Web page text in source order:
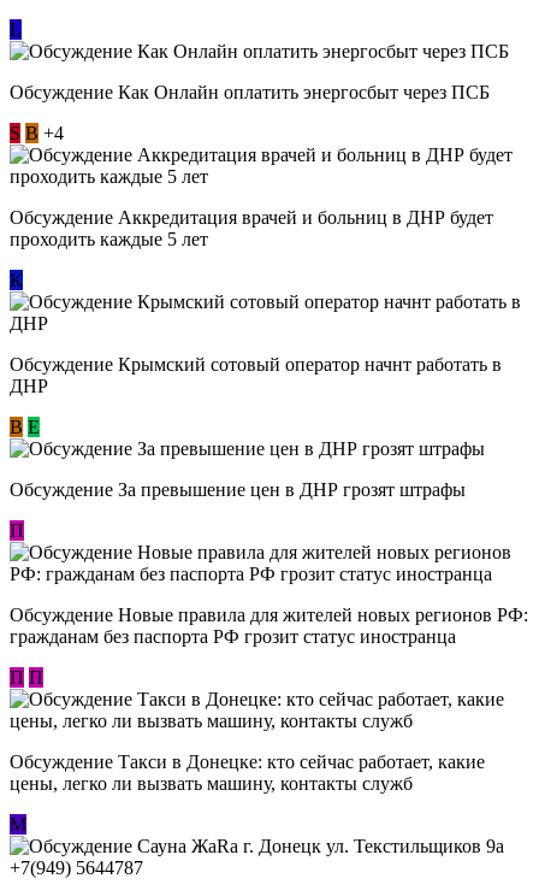
L
Обсуждение ​Как Онлайн оплатить энергосбыт через ПСБ
S В +4
Обсуждение Аккредитация врачей и больниц в ДНР будет
проходить каждые 5 лет
К
Обсуждение Крымский сотовый оператор начнт работать в
ДНР
В E
Обсуждение За превышение цен в ДНР грозят штрафы
П
Обсуждение Новые правила для жителей новых регионов РФ:
гражданам без паспорта РФ грозит статус иностранца
П П
Обсуждение ​Такси в Донецке: кто сейчас работает, какие
цены, легко ли вызвать машину, контакты служб
М